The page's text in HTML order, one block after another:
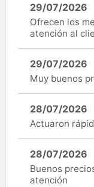
29/07/2026
Ofrecen los
atención al
29/07/2026
Muy buenos
28/07/2026
Actuaron
28/07/2026
Buenos
atención